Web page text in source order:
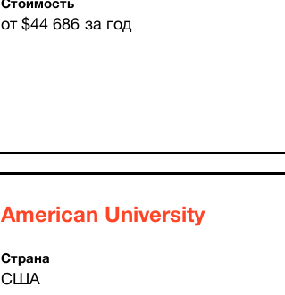
от $44 686 за год
American University
Страна
США